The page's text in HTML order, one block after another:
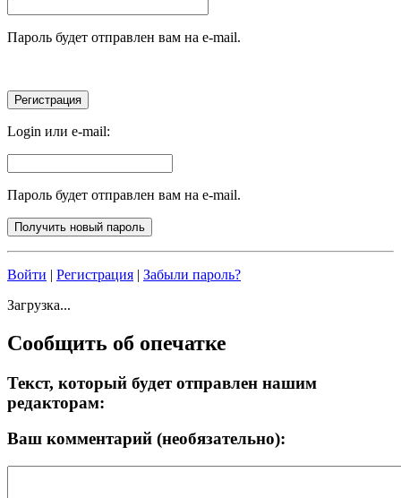
Пароль будет отправлен вам на e-mail.
Login или e-mail:
Пароль будет отправлен вам на e-mail.
Войти | Регистрация | Забыли пароль?
Загрузка...
Сообщить об опечатке
Текст, который будет отправлен нашим
редакторам:
Ваш комментарий (необязательно):